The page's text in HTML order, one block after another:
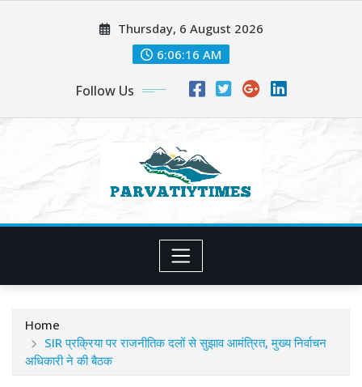
Thursday, 6 August 2026
6:06:18 AM
Follow Us
Home
SIR प्रक्रिया पर राजनीतिक दलों से सुझाव आमंत्रित, मुख्य निर्वाचन
अधिकारी ने की बैठक